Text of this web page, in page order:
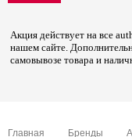
Акция действует на все
нашем сайте.
самовывозе товара и
Главная Бренды